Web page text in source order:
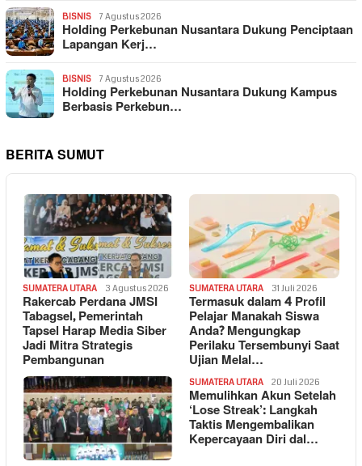
BISNIS 7 Agustus 2026
Holding Perkebunan Nusantara Dukung Penciptaan
Lapangan Kerj…
BISNIS 7 Agustus 2026
Holding Perkebunan Nusantara Dukung Kampus
Berbasis Perkebun…
BERITA SUMUT
SUMATERA UTARA 3 Agustus 2026
Rakercab Perdana JMSI
Tabagsel, Pemerintah
Tapsel Harap Media Siber
Jadi Mitra Strategis
Pembangunan
SUMATERA UTARA 31 Juli 2026
Termasuk dalam 4 Profil
Pelajar Manakah Siswa
Anda? Mengungkap
Perilaku Tersembunyi Saat
Ujian Melal…
SUMATERA UTARA 20 Juli 2026
Memulihkan Akun Setelah
‘Lose Streak’: Langkah
Taktis Mengembalikan
Kepercayaan Diri dal…